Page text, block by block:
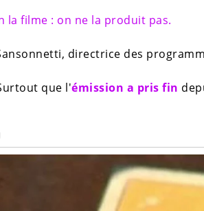
la filme : on ne la produit pas.
directrice des
que l'émission a pris fin